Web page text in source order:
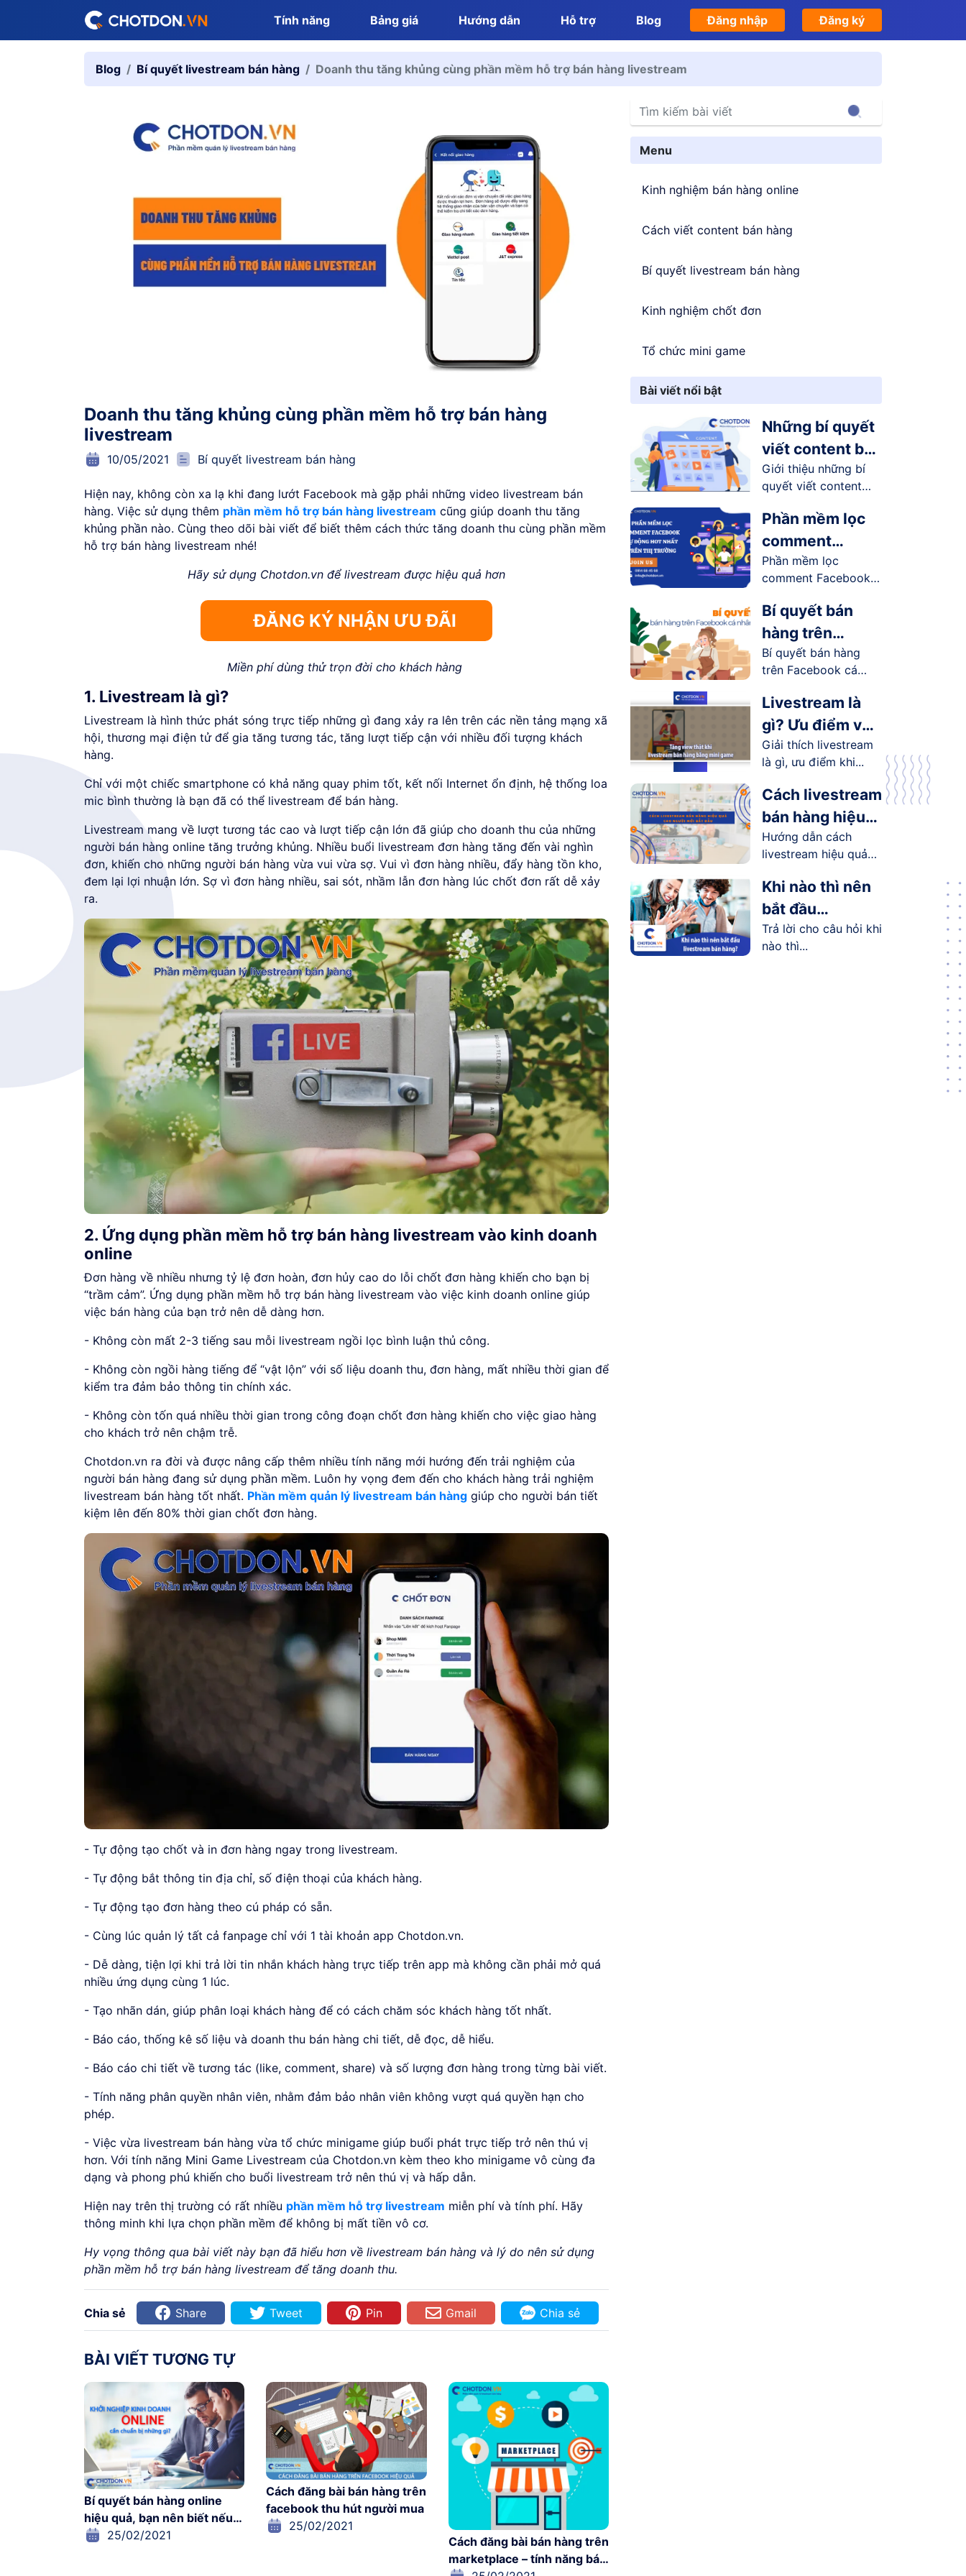
Tính năng Bảng giá Hướng dẫn Hỗ trợ Blog Đăng nhập Đăng ký
Blog Bí quyết livestream bán hàng Doanh thu tăng khủng cùng phần mềm hỗ trợ bán hàng livestream
Doanh thu tăng khủng cùng phần mềm hỗ trợ bán hàng
livestream
10/05/2021 Bí quyết livestream bán hàng
Hiện nay, không còn xa lạ khi đang lướt Facebook mà gặp phải những video livestream bán
hàng. Việc sử dụng thêm phần mềm hỗ trợ bán hàng livestream cũng giúp doanh thu tăng
khủng phần nào. Cùng theo dõi bài viết để biết thêm cách thức tăng doanh thu cùng phần mềm
hỗ trợ bán hàng livestream nhé!
Hãy sử dụng Chotdon.vn để livestream được hiệu quả hơn
ĐĂNG KÝ NHẬN ƯU ĐÃI
Miền phí dùng thử trọn đời cho khách hàng
1. Livestream là gì?
Livestream là hình thức phát sóng trực tiếp những gì đang xảy ra lên trên các nền tảng mạng xã
hội, thương mại điện tử để gia tăng tương tác, tăng lượt tiếp cận với nhiều đối tượng khách
hàng.
Chỉ với một chiếc smartphone có khả năng quay phim tốt, kết nối Internet ổn định, hệ thống loa
mic bình thường là bạn đã có thể livestream để bán hàng.
Livestream mang về lượt tương tác cao và lượt tiếp cận lớn đã giúp cho doanh thu của những
người bán hàng online tăng trưởng khủng. Nhiều buổi livestream đơn hàng tăng đến vài nghìn
đơn, khiến cho những người bán hàng vừa vui vừa sợ. Vui vì đơn hàng nhiều, đẩy hàng tồn kho,
đem lại lợi nhuận lớn. Sợ vì đơn hàng nhiều, sai sót, nhầm lẫn đơn hàng lúc chốt đơn rất dễ xảy
ra.
2. Ứng dụng phần mềm hỗ trợ bán hàng livestream vào kinh doanh
online
Đơn hàng về nhiều nhưng tỷ lệ đơn hoàn, đơn hủy cao do lỗi chốt đơn hàng khiến cho bạn bị
“trầm cảm”. Ứng dụng phần mềm hỗ trợ bán hàng livestream vào việc kinh doanh online giúp
việc bán hàng của bạn trở nên dễ dàng hơn.
- Không còn mất 2-3 tiếng sau mỗi livestream ngồi lọc bình luận thủ công.
- Không còn ngồi hàng tiếng để “vật lộn” với số liệu doanh thu, đơn hàng, mất nhiều thời gian để
kiểm tra đảm bảo thông tin chính xác.
- Không còn tốn quá nhiều thời gian trong công đoạn chốt đơn hàng khiến cho việc giao hàng
cho khách trở nên chậm trễ.
Chotdon.vn ra đời và được nâng cấp thêm nhiều tính năng mới hướng đến trải nghiệm của
người bán hàng đang sử dụng phần mềm. Luôn hy vọng đem đến cho khách hàng trải nghiệm
livestream bán hàng tốt nhất. Phần mềm quản lý livestream bán hàng giúp cho người bán tiết
kiệm lên đến 80% thời gian chốt đơn hàng.
- Tự động tạo chốt và in đơn hàng ngay trong livestream.
- Tự động bắt thông tin địa chỉ, số điện thoại của khách hàng.
- Tự động tạo đơn hàng theo cú pháp có sẵn.
- Cùng lúc quản lý tất cả fanpage chỉ với 1 tài khoản app Chotdon.vn.
- Dễ dàng, tiện lợi khi trả lời tin nhắn khách hàng trực tiếp trên app mà không cần phải mở quá
nhiều ứng dụng cùng 1 lúc.
- Tạo nhãn dán, giúp phân loại khách hàng để có cách chăm sóc khách hàng tốt nhất.
- Báo cáo, thống kê số liệu và doanh thu bán hàng chi tiết, dễ đọc, dễ hiểu.
- Báo cáo chi tiết về tương tác (like, comment, share) và số lượng đơn hàng trong từng bài viết.
- Tính năng phân quyền nhân viên, nhằm đảm bảo nhân viên không vượt quá quyền hạn cho
phép.
- Việc vừa livestream bán hàng vừa tổ chức minigame giúp buổi phát trực tiếp trở nên thú vị
hơn. Với tính năng Mini Game Livestream của Chotdon.vn kèm theo kho minigame vô cùng đa
dạng và phong phú khiến cho buổi livestream trở nên thú vị và hấp dẫn.
Hiện nay trên thị trường có rất nhiều phần mềm hỗ trợ livestream miễn phí và tính phí. Hãy
thông minh khi lựa chọn phần mềm để không bị mất tiền vô cơ.
Hy vọng thông qua bài viết này bạn đã hiểu hơn về livestream bán hàng và lý do nên sử dụng
phần mềm hỗ trợ bán hàng livestream để tăng doanh thu.
Chia sẻ Share Tweet Pin Gmail Chia sẻ
BÀI VIẾT TƯƠNG TỰ
Bí quyết bán hàng online
hiệu quả, bạn nên biết nếu
không muốn kinh doanh
25/02/2021
Cách đăng bài bán hàng trên
facebook thu hút người mua
25/02/2021
Cách đăng bài bán hàng trên
marketplace – tính năng bán
Search
Menu
Kinh nghiệm bán hàng online
Cách viết content bán hàng
Bí quyết livestream bán hàng
Kinh nghiệm chốt đơn
Tổ chức mini game
Bài viết nổi bật
Những bí quyết
viết content bán
hàng online trên
Facebook
Giới thiệu những bí
quyết viết content
Phần mềm lọc
comment
Facebook tự
động hot nhất
trên thị trường
Phần mềm lọc
comment Facebook
Bí quyết bán
hàng trên
Facebook cá
nhân hiệu quả
Bí quyết bán hàng
trên Facebook cá
Livestream là
gì? Ưu điểm và
lợi ích
livestream
mang lại như
thế nào?
Giải thích livestream
là gì, ưu điểm khi...
Cách livestream
bán hàng hiệu
quả cho người
mới bắt đầu
Hướng dẫn cách
livestream hiệu quả
Khi nào thì nên
bắt đầu
livestream bán
hàng?
Trả lời cho câu hỏi khi
nào thì...